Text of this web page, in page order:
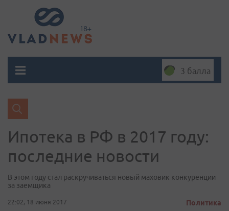
3 балла
Ипотека в РФ в 2017 году:
последние новости
В этом году стал раскручиваться новый маховик конкуренции
за заемщика
22:02, 18 июня 2017 Политика